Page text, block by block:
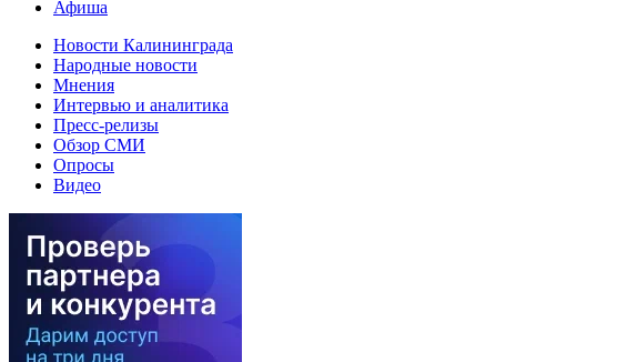
Афиша
Новости Калининграда
Народные новости
Мнения
Интервью и аналитика
Пресс-релизы
Обзор СМИ
Опросы
Видео